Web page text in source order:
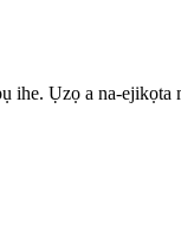
Ụzọ a na-ejikọta